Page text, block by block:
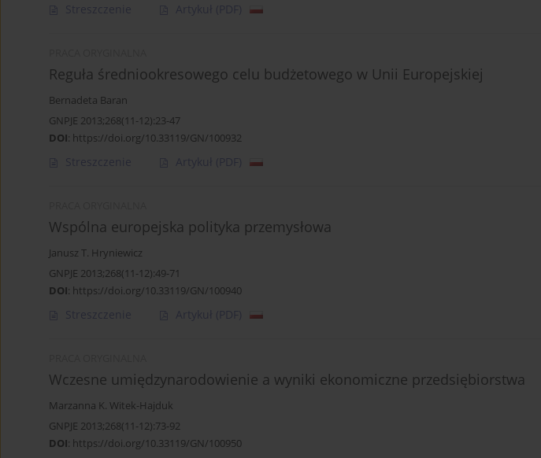
Streszczenie Artykuł (PDF)
Reguła średniookresowego celu budżetowego w Unii Europejskiej
Bernadeta Baran
GNPJE 2013;268(11-12):23-47
DOI: https://doi.org/10.33119/GN/100932
Streszczenie Artykuł (PDF)
Wspólna europejska polityka przemysłowa
Janusz T. Hryniewicz
GNPJE 2013;268(11-12):49-71
DOI: https://doi.org/10.33119/GN/100940
Streszczenie Artykuł (PDF)
Wczesne umiędzynarodowienie a wyniki ekonomiczne przedsiębiorstwa
Marzanna K. Witek-Hajduk
GNPJE 2013;268(11-12):73-92
DOI: https://doi.org/10.33119/GN/100950